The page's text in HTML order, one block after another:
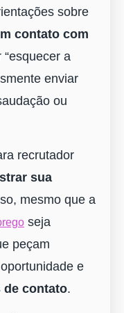
sobre
contato com
a
enviar
ou
recrutador
sua
mesmo que a
seja
peçam
e
de contato.